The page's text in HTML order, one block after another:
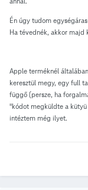
Én úgy tudom
Ha tévednék, akkor majd
Apple terméknél
keresztül megy, egy full
függő (persze, ha
"kódot megküldte a
intéztem még ilyet.